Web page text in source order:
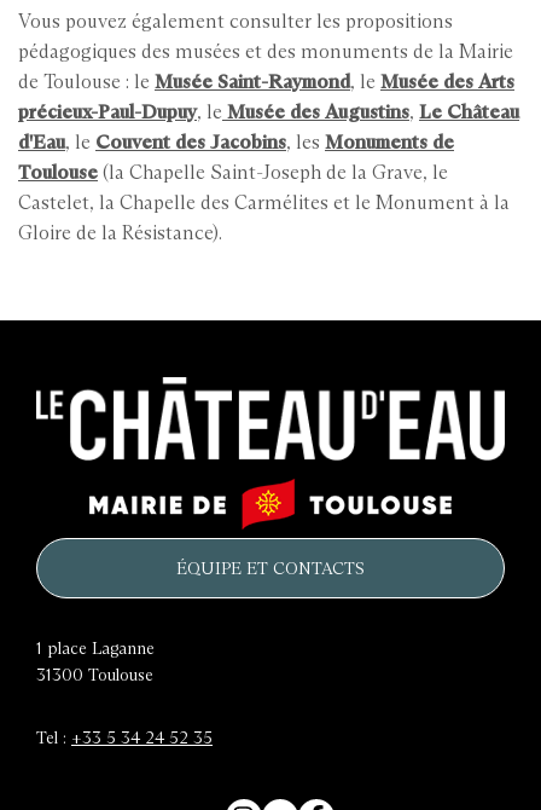
Vous pouvez également consulter les propositions
pédagogiques des musées et des monuments de la Mairie
de Toulouse : le Musée Saint-Raymond, le Musée des Arts
précieux-Paul-Dupuy, le Musée des Augustins, Le Château
d'Eau, le Couvent des Jacobins, les Monuments de
Toulouse (la Chapelle Saint-Joseph de la Grave, le
Castelet, la Chapelle des Carmélites et le Monument à la
Gloire de la Résistance).
château
d'eau
Mairie
de
ÉQUIPE ET CONTACTS
1 place Laganne
31300 Toulouse
Tel : +33 5 34 24 52 35